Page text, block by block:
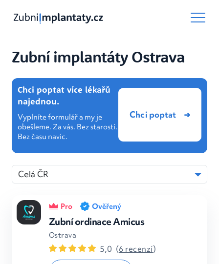
Zubní implantáty Ostrava
Pro Ověřený
Zubní ordinace Amicus
Ostrava
5,0 (6 recenzí)
Chci poptat více lékařů
najednou.
Vyplníte formulář a my je
obešleme. Za vás. Bez starostí.
Bez času navíc.
Chci poptat